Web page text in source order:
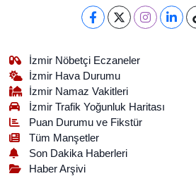
İzmir Nöbetçi Eczaneler
İzmir Hava Durumu
İzmir Namaz Vakitleri
İzmir Trafik Yoğunluk Haritası
Puan Durumu ve Fikstür
Tüm Manşetler
Son Dakika Haberleri
Haber Arşivi